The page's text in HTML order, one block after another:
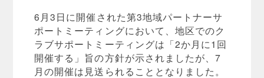
6月3日に開催された第3地域パートナーサ
ポートミーティングにおいて、地区でのク
ラブサポートミーティングは「2か月に1回
開催する」旨の方針が示されましたが、7
月の開催は見送られることとなりました。